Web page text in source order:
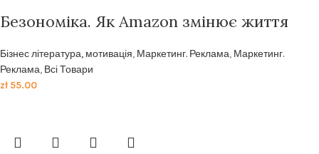
Безономіка. Як Amazon змінює життя
Бізнес література, мотивація, Маркетинг. Реклама, Маркетинг.
Реклама, Всі Товари
zł 55.00